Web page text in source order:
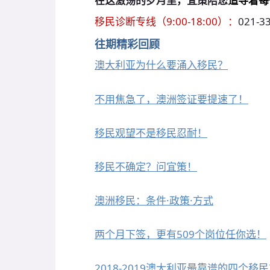
移民诊断专线（9:00-18:00）： 021-
往期精彩回顾
澳大利亚为什么要涌入移民？
不用焦急了，澳洲签证要提速了！
移民观望不是移民忍耐！
移民不确定？问宜策！
澳洲移民：条件·政策·方式
两个月下签，更有509个岗位任你选！